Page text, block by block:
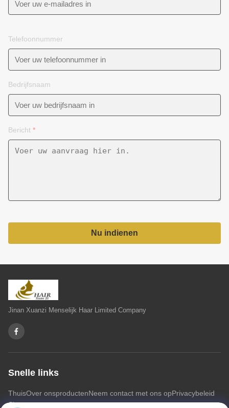
Telefoonnummer
Bedrijfsnaam
Bericht *
Nu indienen
Jinan Xuanzi Menselijk Haar Limited Company
Snelle links
ThuisOver onsproductenNeem contact met ons opPrivacybeleid
Sitemap